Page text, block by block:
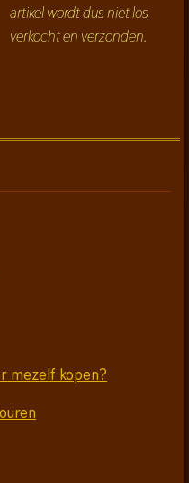
artikel wordt dus niet los
verkocht en verzonden.
mezelf kopen?